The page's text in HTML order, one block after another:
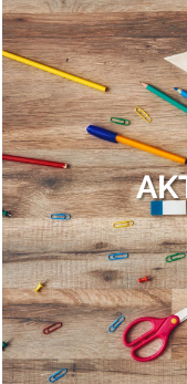
Finał II edycji
Otrębusy
To był dzień pełen wrażeń,
ludzkich uczuć: od
smak porażki. Ale po kolei.